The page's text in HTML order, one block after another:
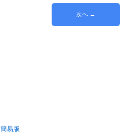
次へ →
簡易版